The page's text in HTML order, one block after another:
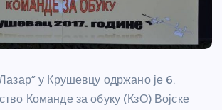
у Крушевцу одржано је 6.
Команде за обуку (КзО) Војске